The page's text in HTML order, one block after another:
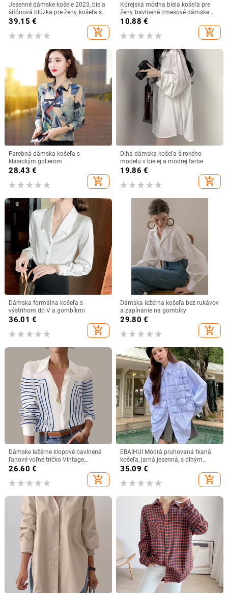
Jesenné dámske košele 2023, biela
šifónová blúzka pre ženy, košeľa s
dlhým rukávom, kancelárske
oblečenie, jednofarebné blúzky,
dámske základné topy
39.15 €
add_shopping_cart
Kórejská módna biela košeľa pre
ženy, bavlnené zmesové dámske
košele s dlhým rukávom, blúzka s
jesennou študentskou košeľou,
veľkosť S-5XL, základné dámske
10.88 €
add_shopping_cart
Farebná dámska košeľa s
klasickým golierom
28.43 €
add_shopping_cart
Dlhá dámska košeľa širokého
modelu v bielej a modrej farbe
19.86 €
add_shopping_cart
Dámska formálna košeľa s
výstrihom do V a gombíkmi
36.01 €
add_shopping_cart
Dámska ležérna košeľa bez rukávov
a zapínanie na gombíky
29.80 €
add_shopping_cart
Dámske ležérne klopové bavlnené
ľanové voľné tričko Vintage
Harajuku pevné blúzky elegantné
dlhé rukávy na gombíky topy
kancelárske tuniky
26.60 €
add_shopping_cart
EBAIHUI Modrá pruhovaná tkaná
košeľa, jarná jesenná, s dlhým
rukávom, voľná, špeciálna dámska
blúzka, japonská kórejská edícia,
všestranné bluzy
35.09 €
add_shopping_cart